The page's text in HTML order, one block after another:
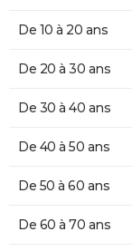
De 10 à 20 ans
De 20 à 30 ans
De 30 à 40 ans
De 40 à 50 ans
De 50 à 60 ans
De 60 à 70 ans